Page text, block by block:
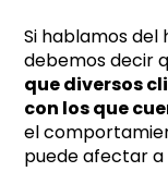
Si hablamos
debemos decir
que diversos
con los que
el
puede afectar a